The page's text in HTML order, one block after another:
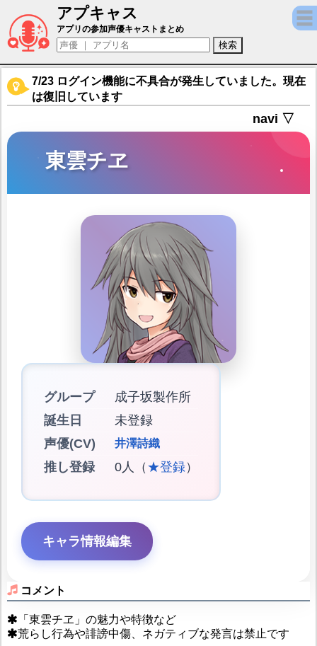
アプキャス
東雲チヱ（声優：井澤詩織)【アリス・ギア
アプリの参加声優キャストまとめ
7/23 ログイン機能に不具合が発生していました。現在
は復旧しています
navi ▽
東雲チヱ
グループ
成子坂製作所
誕生日
未登録
声優(CV)
井澤詩織
推し登録 0人（ ★登録）
キャラ情報編集
コメント
「東雲チヱ」の魅力や特徴など
荒らし行為や誹謗中傷、ネガティブな発言は禁止です